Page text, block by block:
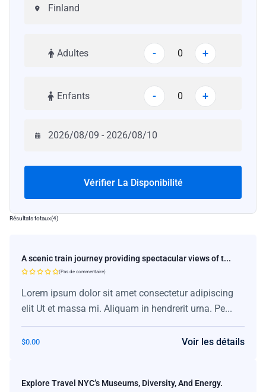
Résultats totaux(4)
A scenic train journey providing spectacular views of t...
(Pas de commentaire)
Lorem ipsum dolor sit amet consectetur adipiscing
elit Ut et massa mi. Aliquam in hendrerit urna. Pe...
$0.00 Voir les détails
Explore Travel NYC’s Museums, Diversity, And Energy.
Adultes - +
Enfants - +
Vérifier La Disponibilité